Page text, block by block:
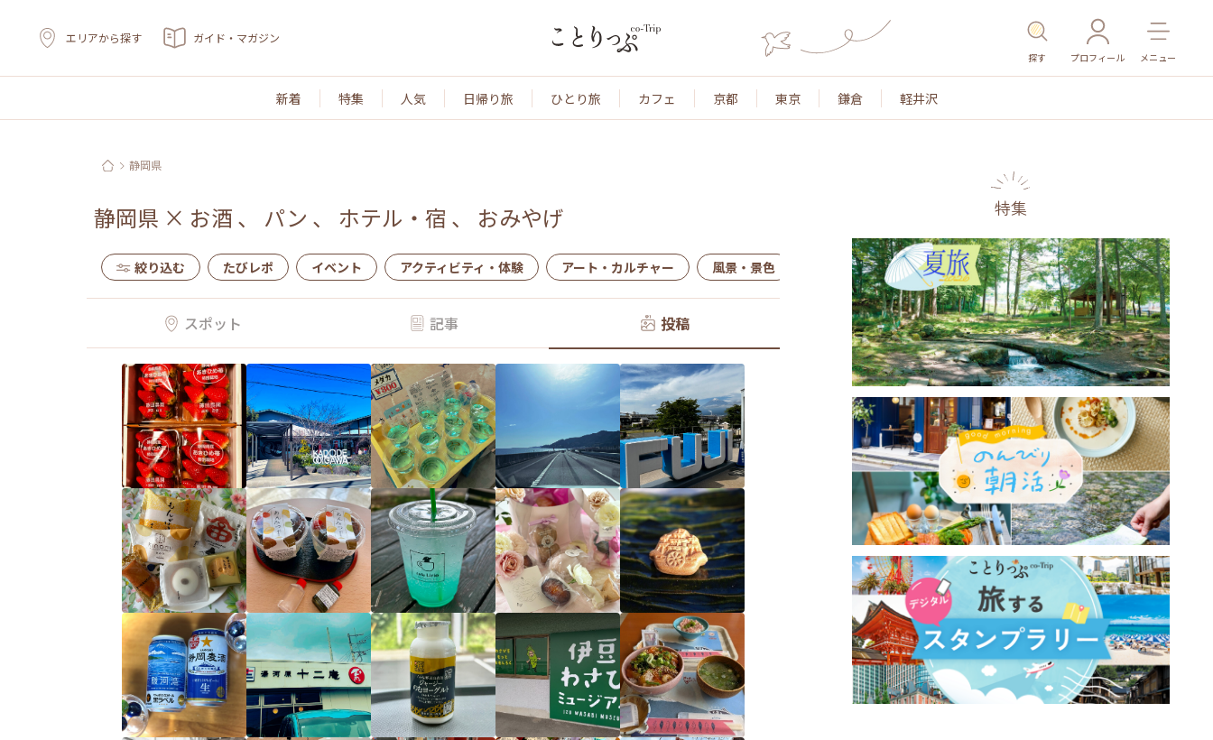
エリアから探す ガイド・マガジン
探す プロフィール メニュー
新着 特集 人気 日帰り旅 ひとり旅 カフェ 京都 東京 鎌倉 軽井沢
静岡県
静岡県 × お酒 、 パン 、 ホテル・宿 、 おみやげ
絞り込む たびレポ イベント アクティビティ・体験 アート・カルチャー 風景・景色 名所・旧跡 温泉・スパ その他施設 ごはん
スポット 記事 投稿
特集